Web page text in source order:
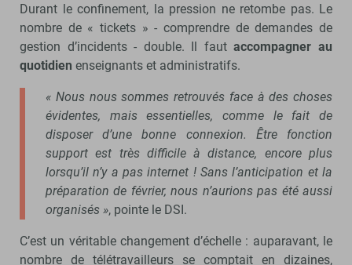
Durant le confinement, la pression ne retombe pas. Le
nombre de « tickets » - comprendre de demandes de
gestion d’incidents - double. Il fautaccompagner au
quotidien enseignants et administratifs.
« Nous nous sommes retrouvés face à des choses
évidentes, mais essentielles, comme le fait de
disposer d’une bonne connexion. Être fonction
support est très difficile à distance, encore plus
lorsqu’il n’y a pas internet ! Sans l’anticipation et la
préparation de février, nous n’aurions pas été aussi
organisés », pointe le DSI.
C’est un véritable changement d’échelle : auparavant, le
nombre de télétravailleurs se comptait en dizaines,